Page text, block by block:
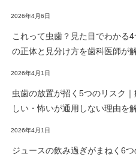
2026年4月6日
これって虫歯？見た目でわかる
の正体と見分け方を歯科医師が
2026年4月1日
虫歯の放置が招く5つのリスク
しい・怖いが通用しない理由を
2026年4月1日
ジュースの飲み過ぎがまねく6